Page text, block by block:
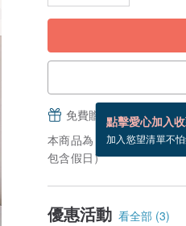
點擊愛心加入
加入慾望清單不
免費贈送電子賀卡，結
本商品為「接單訂製」。
包含假日）
優惠活動 看全部 (3)